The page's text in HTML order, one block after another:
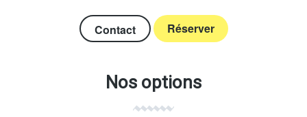
Contact Réserver
Nos options